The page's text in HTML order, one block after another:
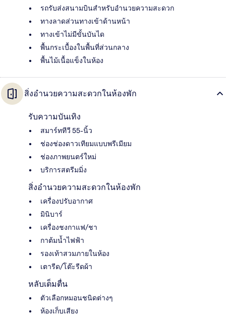
รถรับส่งสนามบินสำหรับอำนวยความสะดวก
ทางลาดส่วนทางเข้าด้านหน้า
ทางเข้าไม่มีขั้นบันได
พื้นกระเบื้องในพื้นที่ส่วนกลาง
พื้นไม้เนื้อแข็งในห้อง
สิ่งอำนวยความสะดวกในห้องพัก
รับความบันเทิง
สมาร์ททีวี 55-นิ้ว
ช่องช่องดาวเทียมแบบพรีเมียม
ช่องภาพยนตร์ใหม่
บริการสตรีมมิ่ง
สิ่งอำนวยความสะดวกในห้องพัก
เครื่องปรับอากาศ
มินิบาร์
เครื่องชงกาแฟ/ชา
กาต้มน้ำไฟฟ้า
รองเท้าสวมภายในห้อง
เตารีด/โต๊ะรีดผ้า
หลับเต็มตื่น
ตัวเลือกหมอนชนิดต่างๆ
ห้องเก็บเสียง